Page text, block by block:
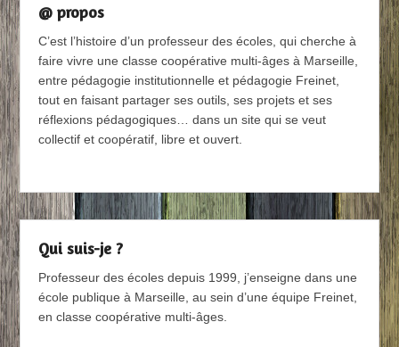
@ propos
C’est l’histoire d’un professeur des écoles, qui cherche à
faire vivre une classe coopérative multi-âges à Marseille,
entre pédagogie institutionnelle et pédagogie Freinet,
tout en faisant partager ses outils, ses projets et ses
réflexions pédagogiques… dans un site qui se veut
collectif et coopératif, libre et ouvert.
Qui suis-je ?
Professeur des écoles depuis 1999, j’enseigne dans une
école publique à Marseille, au sein d’une équipe Freinet,
en classe coopérative multi-âges.